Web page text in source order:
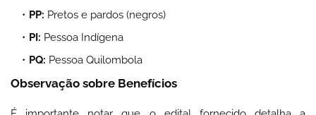
PP: Pretos e pardos (negros)
PI: Pessoa Indígena
PQ: Pessoa Quilombola
Observação sobre Benefícios